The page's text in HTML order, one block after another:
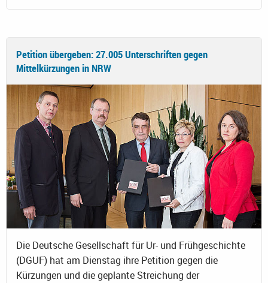
Petition übergeben: 27.005 Unterschriften gegen
Mittelkürzungen in NRW
Die Deutsche Gesellschaft für Ur- und Frühgeschichte
(DGUF) hat am Dienstag ihre Petition gegen die
Kürzungen und die geplante Streichung der